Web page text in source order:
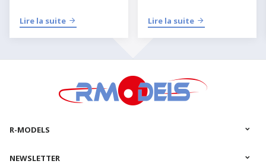
équipement et votre manière
Lire la suite
les meilleures conditions.
Lire la suite
NEWSLETTER
R-MODELS